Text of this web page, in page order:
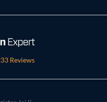
Reviews